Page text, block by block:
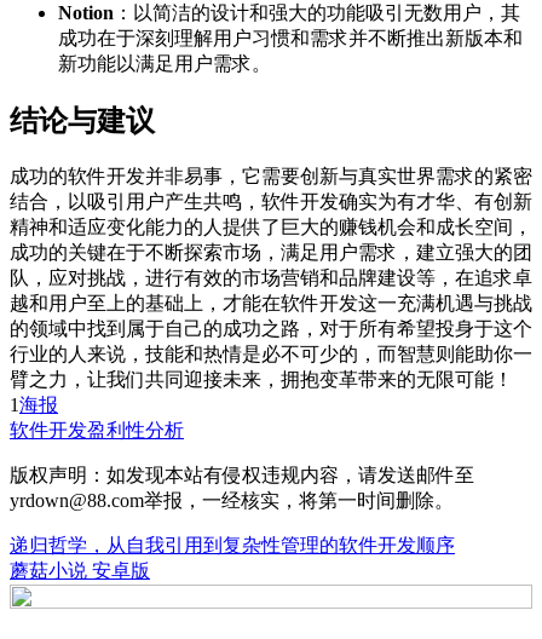
Notion ：以简洁的设计和强大的功能吸引无数用户，其
成功在于深刻理解用户习惯和需求并不断推出新版本和
新功能以满足用户需求。
结论与建议
成功的软件开发并非易事，它需要创新与真实世界需求的紧密
结合，以吸引用户产生共鸣，软件开发确实为有才华、有创新
精神和适应变化能力的人提供了巨大的赚钱机会和成长空间，
成功的关键在于不断探索市场，满足用户需求，建立强大的团
队，应对挑战，进行有效的市场营销和品牌建设等，在追求卓
越和用户至上的基础上，才能在软件开发这一充满机遇与挑战
的领域中找到属于自己的成功之路，对于所有希望投身于这个
行业的人来说，技能和热情是必不可少的，而智慧则能助你一
臂之力，让我们共同迎接未来，拥抱变革带来的无限可能！
1海报
软件开发盈利性分析
版权声明：如发现本站有侵权违规内容，请发送邮件至
yrdown@88.com举报，一经核实，将第一时间删除。
递归哲学，从自我引用到复杂性管理的软件开发顺序
蘑菇小说 安卓版